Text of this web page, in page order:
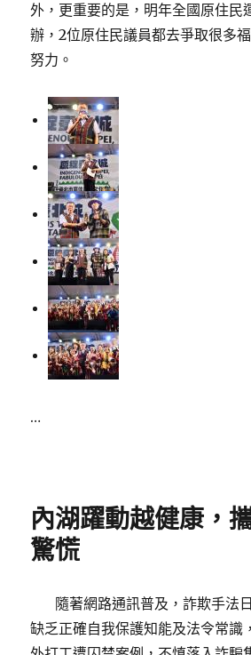
外，更重要的是，明年全國原住民
辦，2位原住民議員都去爭取很多
努力。
…
內湖躍動越健康，
驚慌
隨著網路通訊普及，詐欺手法
缺乏正確自我保護知能及法令常識